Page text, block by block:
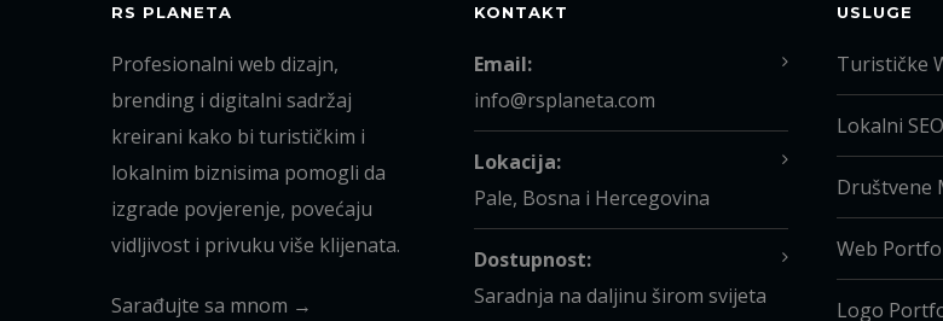
RS PLANETA
Profesionalni web dizajn,
brending i digitalni sadržaj
kreirani kako bi turističkim i
lokalnim biznisima pomogli da
izgrade povjerenje, povećaju
vidljivost i privuku više klijenata.
Sarađujte sa mnom →
KONTAKT
Email:
info@rsplaneta.com
Lokacija:
Pale, Bosna i Hercegovina
Dostupnost:
Saradnja na daljinu širom svijeta
USLUGE
Turističke
Lokalni SEO
Društvene
Web
Logo